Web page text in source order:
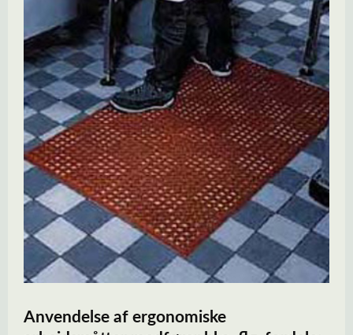
Anvendelse af ergonomiske